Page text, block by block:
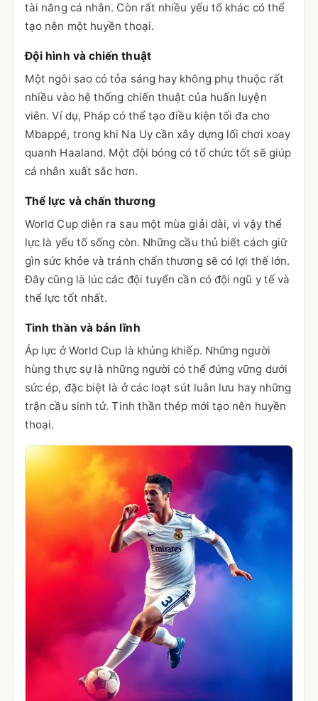
tài năng cá nhân. Còn rất nhiều yếu tố khác có thể
tạo nên một huyền thoại.
Đội hình và chiến thuật
Một ngôi sao có tỏa sáng hay không phụ thuộc rất
nhiều vào hệ thống chiến thuật của huấn luyện
viên. Ví dụ, Pháp có thể tạo điều kiện tối đa cho
Mbappé, trong khi Na Uy cần xây dựng lối chơi xoay
quanh Haaland. Một đội bóng có tổ chức tốt sẽ giúp
cá nhân xuất sắc hơn.
Thể lực và chấn thương
World Cup diễn ra sau một mùa giải dài, vì vậy thể
lực là yếu tố sống còn. Những cầu thủ biết cách giữ
gìn sức khỏe và tránh chấn thương sẽ có lợi thế lớn.
Đây cũng là lúc các đội tuyển cần có đội ngũ y tế và
thể lực tốt nhất.
Tinh thần và bản lĩnh
Áp lực ở World Cup là khủng khiếp. Những người
hùng thực sự là những người có thể đứng vững dưới
sức ép, đặc biệt là ở các loạt sút luân lưu hay những
trận cầu sinh tử. Tinh thần thép mới tạo nên huyền
thoại.